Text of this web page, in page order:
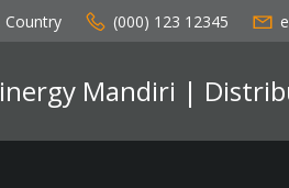
Country (000) 123 12345
Mandiri |